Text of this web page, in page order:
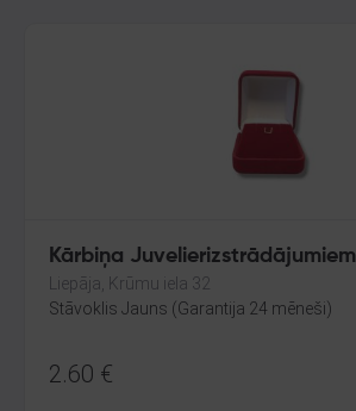
Kārbiņa Juvelierizstrādājumiem
Liepāja, Krūmu iela 32
Stāvoklis Jauns (Garantija 24 mēneši)
2.60 €